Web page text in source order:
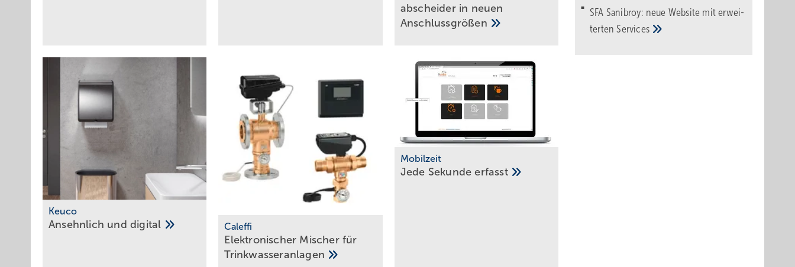
abscheider in neuen
Anschlussgrößen
Keuco
Ansehnlich und digital Caleffi
Elektronischer Mischer für
­Trinkwasseranlagen
Mobilzeit
Jede Sekundeerfasst
SFA Sanibroy: neue Web­site mit erwei­
tertenServices